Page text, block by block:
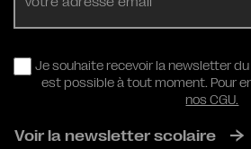
RGPD
Je souhaite recevoir la newsletter
est possible à tout moment. Pour
nos CGU.
Voir la newsletter scolaire